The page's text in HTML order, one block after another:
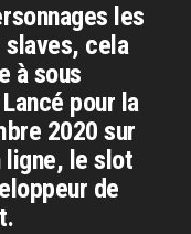
les
cela
à sous
pour la
2020 sur
ligne, le slot
de